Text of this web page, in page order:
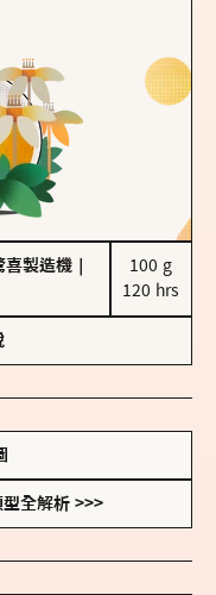
喜製造機
100 g
120 hrs
全解析 >>>